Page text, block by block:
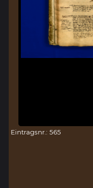
Eintragsnr.: 565